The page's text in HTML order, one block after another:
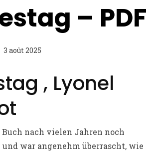
– PDF
3 août 2025
, Lyonel
Buch nach vielen Jahren noch
war angenehm überrascht, wie